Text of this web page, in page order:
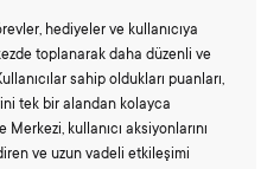
hediyeler ve kullanıcıya
toplanarak daha düzenli ve
sahip oldukları puanları,
tek bir alandan kolayca
kullanıcı aksiyonlarını
ve uzun vadeli etkileşimi